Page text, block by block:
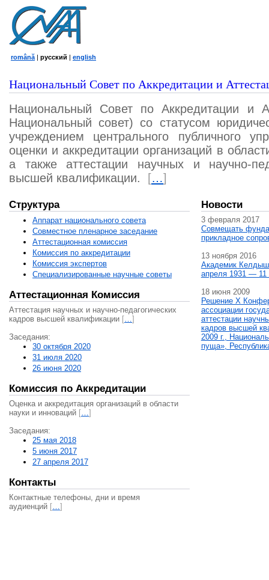
română | русский | english
Национальный Совет по Аккредитации и
Национальный Совет по Аккредитации и
Национальный совет) со статусом
учреждением центрального публичного
оценки и аккредитации организаций в
а также аттестации научных и научно-
высшей квалификации.
[…]
Структура
Аппарат национального совета
Совместное пленарное заседание
Аттестационная комисcия
Комиссия по аккредитации
Комиссия экспертов
Специализированные научные советы
Аттестационная Комиссия
Аттестация научных и научно-педагогических
кадров высшей квалификации […]
Заседания:
30 октября 2020
31 июля 2020
26 июня 2020
Комиссия по Аккредитации
Оценка и аккредитация организаций в области
науки и инноваций […]
Заседания:
25 мая 2018
5 июня 2017
27 апреля 2017
Контакты
Контактные телефоны, дни и время
аудиенций […]
Новости
3 февраля 2017
Совмещать
прикладное
13 ноября 2016
Академик
апреля 1931 — 11
18 июня 2009
Решение X
ассоциации
аттестации
кадров высшей
2009 г.,
пуща»,